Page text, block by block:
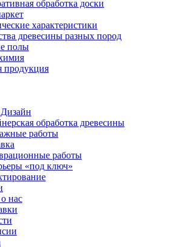
обработка доски
характеристики
древесины разных пород
полы
продукция
обработка древесины
работы
работы
«под ключ»
нас